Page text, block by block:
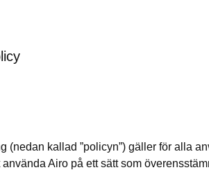
kallad ”policyn”) gäller för alla
Airo på ett sätt som